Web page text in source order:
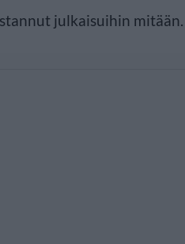
julkaisuihin mitään.